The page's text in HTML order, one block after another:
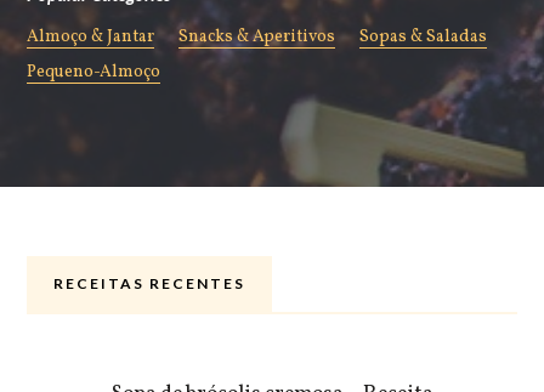
Almoço & Jantar Snacks & Aperitivos
Sopas & Saladas
Pequeno-Almoço
RECEITAS RECENTES